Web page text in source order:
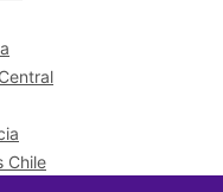
Chile